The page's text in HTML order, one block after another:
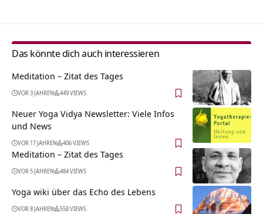
Das könnte dich auch interessieren
Meditation – Zitat des Tages
VOR 3 JAHREN 449 VIEWS
Neuer Yoga Vidya Newsletter: Viele Infos
und News
VOR 17 JAHREN 406 VIEWS
Meditation – Zitat des Tages
VOR 5 JAHREN 484 VIEWS
Yoga wiki über das Echo des Lebens
VOR 8 JAHREN 558 VIEWS